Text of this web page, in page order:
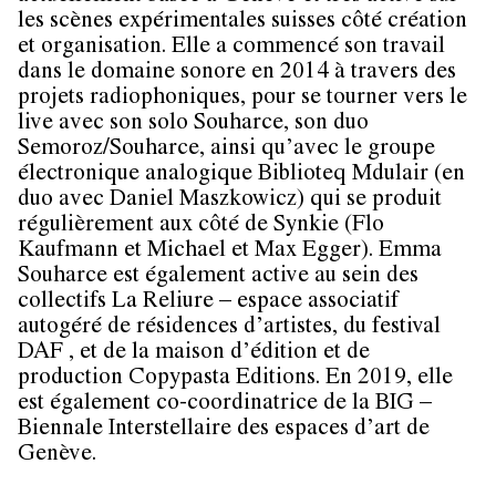
les scènes expérimentales suisses côté création
et organisation. Elle a commencé son travail
dans le domaine sonore en 2014 à travers des
projets radiophoniques, pour se tourner vers le
live avec son solo Souharce, son duo
Semoroz/Souharce, ainsi qu’avec le groupe
électronique analogique Biblioteq Mdulair (en
duo avec Daniel Maszkowicz) qui se produit
régulièrement aux côté de Synkie (Flo
Kaufmann et Michael et Max Egger). Emma
Souharce est également active au sein des
collectifs La Reliure – espace associatif
autogéré de résidences d’artistes, du festival
DAF , et de la maison d’édition et de
production Copypasta Editions. En 2019, elle
est également co-coordinatrice de la BIG –
Biennale Interstellaire des espaces d’art de
Genève.